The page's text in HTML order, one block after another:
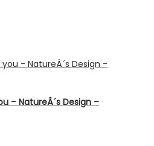
– NatureÂ´s Design –